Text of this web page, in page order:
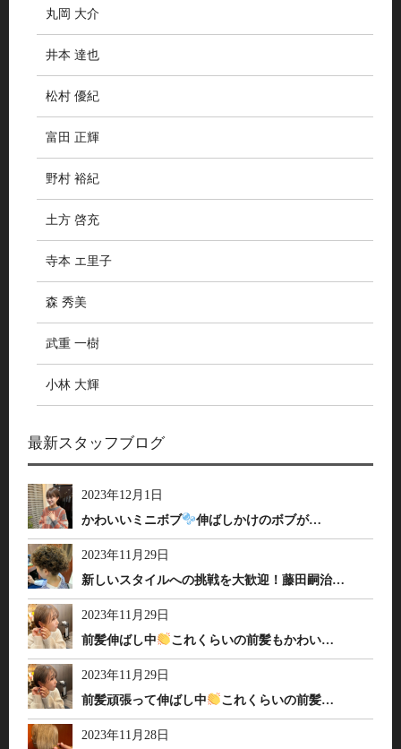
丸岡 大介
井本 達也
松村 優紀
富田 正輝
野村 裕紀
土方 啓充
寺本 エ里子
森 秀美
武重 一樹
小林 大輝
最新スタッフブログ
2023年12月1日
かわいいミニボブ
伸ばしかけのボブが…
2023年11月29日
新しいスタイルへの挑戦を大歓迎！藤田嗣治…
2023年11月29日
前髪伸ばし中
これくらいの前髪もかわい…
2023年11月29日
前髪頑張って伸ばし中
これくらいの前髪…
2023年11月28日